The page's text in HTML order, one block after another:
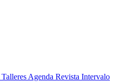
Talleres Agenda Revista Intervalo